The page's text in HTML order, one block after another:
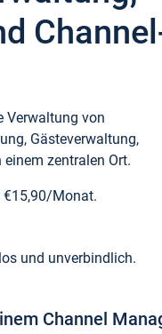
Verwaltung von
Gästeverwaltung,
zentralen Ort.
€15,90/Monat.
und unverbindlich.
Channel